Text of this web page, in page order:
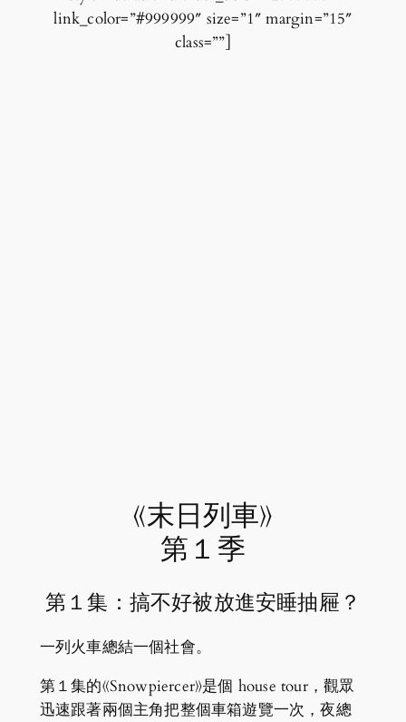
link_color=”#999999″ size=”1″ margin=”15″
class=””]
《末日列車》
第１季
第１集：搞不好被放進安睡抽屜？
一列火車總結一個社會。
第１集的《Snowpiercer》是個 house tour，觀眾
迅速跟著兩個主角把整個車箱遊覽一次，夜總